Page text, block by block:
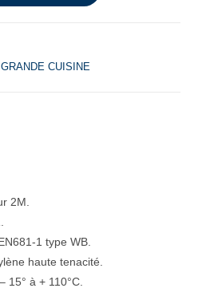
GRANDE CUISINE
2M.
1 type WB.
haute tenacité.
15° à + 110°C.